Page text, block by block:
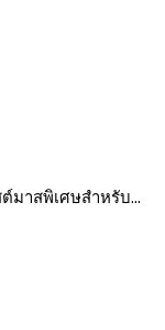
มาสพิเศษสำหรับ